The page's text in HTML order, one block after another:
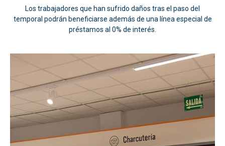
Los trabajadores que han sufrido daños tras el paso del
temporal podrán beneficiarse además de una línea especial de
préstamos al 0% de interés.